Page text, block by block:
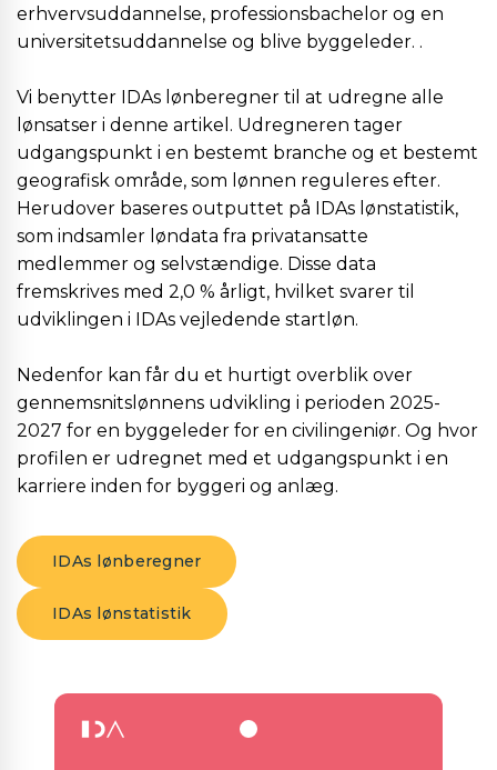
erhvervsuddannelse, professionsbachelor og en
universitetsuddannelse og blive byggeleder. .
Vi benytter IDAs lønberegner til at udregne alle
lønsatser i denne artikel. Udregneren tager
udgangspunkt i en bestemt branche og et bestemt
geografisk område, som lønnen reguleres efter.
Herudover baseres outputtet på IDAs lønstatistik,
som indsamler løndata fra privatansatte
medlemmer og selvstændige. Disse data
fremskrives med 2,0 % årligt, hvilket svarer til
udviklingen i IDAs vejledende startløn.
Nedenfor kan får du et hurtigt overblik over
gennemsnitslønnens udvikling i perioden 2025-
2027 for en byggeleder for en civilingeniør. Og hvor
profilen er udregnet med et udgangspunkt i en
karriere inden for byggeri og anlæg.
IDAs lønberegner
IDAs lønstatistik